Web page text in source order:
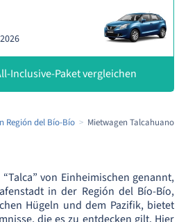
Inclusive-Paket vergleichen
Región del Bío-Bío Mietwagen Talcahuano
von Einheimischen genannt,
in der Región del Bío-Bío,
Hügeln und dem Pazifik, bietet